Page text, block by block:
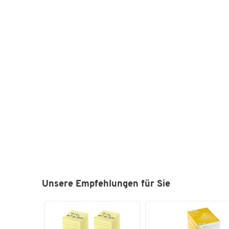
Unsere Empfehlungen für Sie